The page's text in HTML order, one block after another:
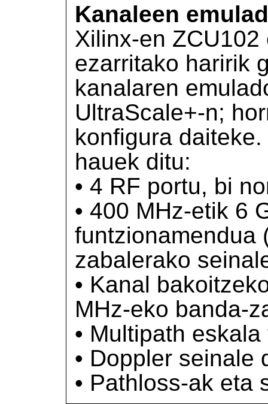
Kanaleen
Xilinx-en
ezarritako haririk
kanalaren
UltraScale+-n;
konfigura
hauek ditu:
• 4 RF portu, bi
• 400 MHz-etik 6
funtzionamendua
zabalerako
• Kanal
MHz-eko banda-
• Multipath
• Doppler seinale
• Pathloss-ak eta